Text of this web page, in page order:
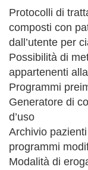
Protocolli di
composti con
dall’utente per
Possibilità di
appartenenti
Programmi
Generatore di
d’uso
Archivio
programmi
Modalità di